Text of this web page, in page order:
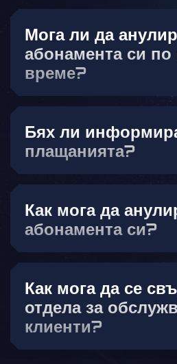
Мога ли да
абонамента си по
време?
Бях ли
плащанията?
Как мога да
абонамента си?
Как мога да се
отдела за
клиенти?